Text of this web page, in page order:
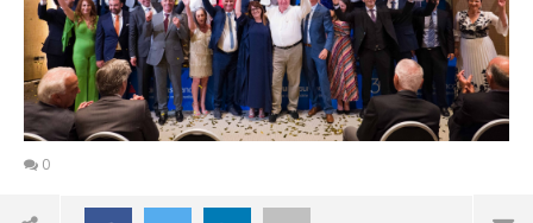
0